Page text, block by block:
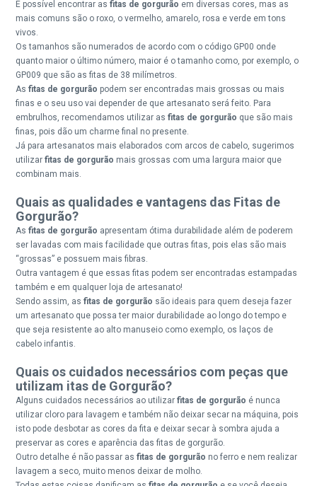
É possível encontrar asfitas de gorgurão em diversas cores, mas as
mais comuns são o roxo, o vermelho, amarelo, rosa e verde em tons
vivos.
Os tamanhos são numerados de acordo com o código GP00 onde
quanto maior o último número, maior é o tamanho como, por exemplo, o
GP009 que são as fitas de 38 milímetros.
Asfitas de gorgurão podem ser encontradas mais grossas ou mais
finas e o seu uso vai depender de que artesanato será feito. Para
embrulhos, recomendamos utilizar asfitas de gorgurão que são mais
finas, pois dão um charme final no presente.
Já para artesanatos mais elaborados com arcos de cabelo, sugerimos
utilizarfitas de gorgurão mais grossas com uma largura maior que
combinam mais.
Quais as qualidades e vantagens das Fitas de
Gorgurão?
Asfitas de gorgurão apresentam ótima durabilidade além de poderem
ser lavadas com mais facilidade que outras fitas, pois elas são mais
“grossas” e possuem mais fibras.
Outra vantagem é que essas fitas podem ser encontradas estampadas
também e em qualquer loja de artesanato!
Sendo assim, asfitas de gorgurão são ideais para quem deseja fazer
um artesanato que possa ter maior durabilidade ao longo do tempo e
que seja resistente ao alto manuseio como exemplo, os laços de
cabelo infantis.
Quais os cuidados necessários com peças que
utilizam itas de Gorgurão?
Alguns cuidados necessários ao utilizarfitas de gorgurão é nunca
utilizar cloro para lavagem e também não deixar secar na máquina, pois
isto pode desbotar as cores da fita e deixar secar à sombra ajuda a
preservar as cores e aparência das fitas de gorgurão.
Outro detalhe é não passar asfitas de gorgurão no ferro e nem realizar
lavagem a seco, muito menos deixar de molho.